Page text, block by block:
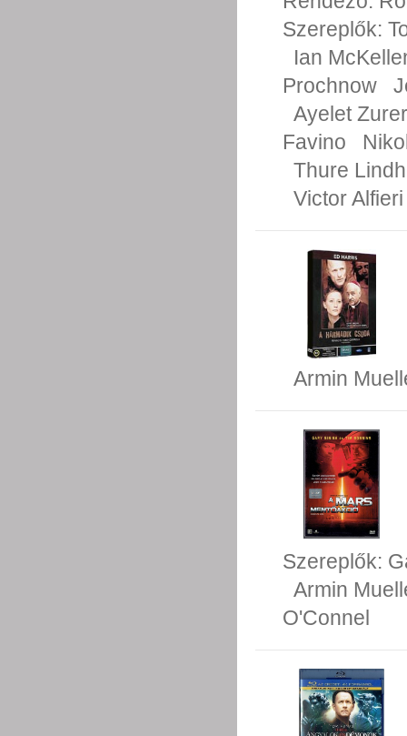
Szereplők:
Ian
Prochnow
Ayelet Zurer
Favino
Thure
Victor Alfieri
Armin
Szereplők:
Armin
O'Connel